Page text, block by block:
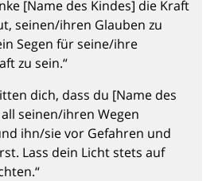
[Name des Kindes] die Kraft
seinen/ihren Glauben zu
Segen für seine/ihre
zu sein.“
dich, dass du [Name des
seinen/ihren Wegen
ihn/sie vor Gefahren und
Lass dein Licht stets auf